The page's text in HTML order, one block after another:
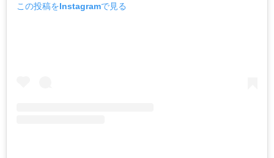
この投稿をInstagramで見る